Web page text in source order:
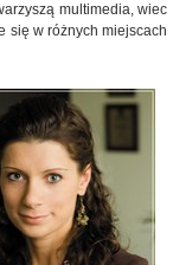
multimedia, wiec
się w różnych miejscach